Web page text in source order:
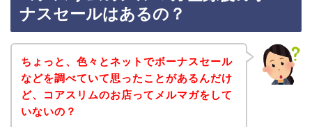
ナスセールはあるの？
ちょっと、色々とネットでボーナスセール
などを調べていて思ったことがあるんだけ
ど、コアスリムのお店ってメルマガをして
いないの？